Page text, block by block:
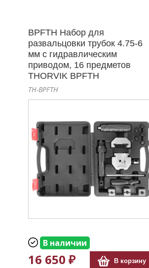
BPFTH Набор для
развальцовки трубок 4.75-6
мм с гидравлическим
приводом, 16 предметов
THORVIK BPFTH
TH-BPFTH
В наличии
16 650 ₽ В корзину